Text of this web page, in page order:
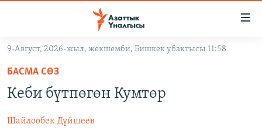
Навигацияга
өтүңүз
Издөөгө
салыңыз
КЫРГЫЗСТАН
КЫРГЫЗСТАН
САЯСАТ
ДҮЙНӨ
УКРАИНА
9-Август, 2026-жыл, жекшемби, Бишкек убактысы 11:58
БАСМА СӨЗ
Кеби бүтпөгөн Кумтөр
Шайлообек Дүйшеев